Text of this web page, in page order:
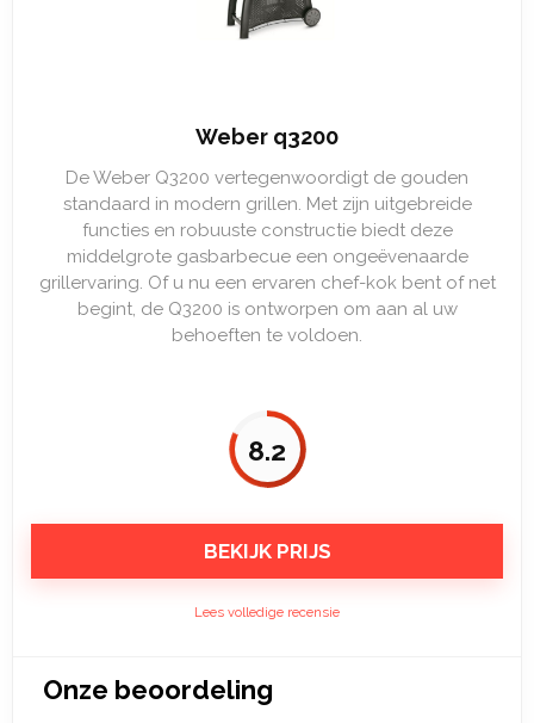
Weber q3200
De Weber Q3200 vertegenwoordigt de gouden
standaard in modern grillen. Met zijn uitgebreide
functies en robuuste constructie biedt deze
middelgrote gasbarbecue een ongeëvenaarde
grillervaring. Of u nu een ervaren chef-kok bent of net
begint, de Q3200 is ontworpen om aan al uw
behoeften te voldoen.
8.2
BEKIJK PRIJS
Lees volledige recensie
Onze beoordeling